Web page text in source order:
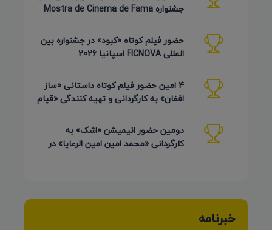
جشنواره Mostra de Cinema de Fama
حضور فیلم کوتاه «کبود» در جشنواره بین
المللی FICNOVA اسپانیا 2026
4 امین حضور فیلم کوتاه داستانی «ساز
افغان» به کارگردانی و تهیه کنندگی «قیام
دومین حضور انیمیشن «اشک» به
کارگردانی «محمد امین امین الرعایا» در
خبرنامه